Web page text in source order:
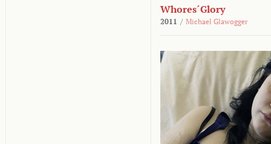
Whores´Glory
2011 / Michael Glawogger